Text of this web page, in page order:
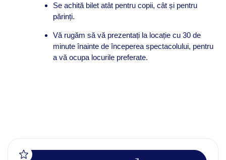
Se achită bilet atât pentru copii, cât și pentru
părinți.
Vă rugăm să vă prezentați la locație cu 30 de
minute înainte de începerea spectacolului, pentru
a vă ocupa locurile preferate.